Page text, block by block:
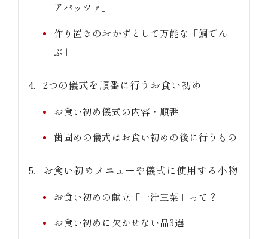
アパッツァ」
作り置きのおかずとして万能な「鯛でん
ぶ」
2つの儀式を順番に行うお食い初め
お食い初め儀式の内容・順番
歯固めの儀式はお食い初めの後に行うもの
お食い初めメニューや儀式に使用する小物
お食い初めの献立「一汁三菜」って？
お食い初めに欠かせない品3選